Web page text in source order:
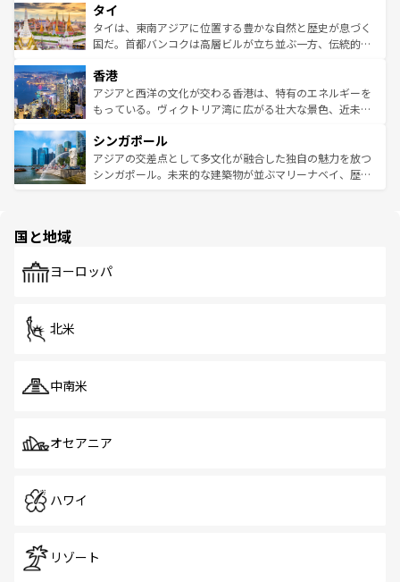
リティに包まれながら、韓国の多彩な魅力を心ゆくまで味
わってみてほしい。 なお、新着の韓国情報はコンテンツ一
覧を参照してほしい。
急速な発展と共に伝統が息づく。ハノイの古い町並みやホ
ーチミン市のフランス統治時代の建物も、独特の雰囲気を
醸し出している。また、バラエティの豊かさとおいしさで
とつ。フォーやバインミー、ベトナムコーヒーなどは、ぜ
ひ現地で味わいたい。どの地域を訪れてもあたたかい人々
が旅行者を迎えてくれるので、きっと忘れられない旅にな
参照してほしい。
タイ
タイは、東南アジアに位置する豊かな自然と歴史が息づく
国だ。首都バンコクは高層ビルが立ち並ぶ一方、伝統的な
の活気が交差している。北部ではチェンマイなどの山岳地
帯で自然と触れ合い、南部ではプーケットやクラビの美し
いビーチでリゾート気分を楽しむことができる。タイ料理
激する。気候は一年中温暖で、どの季節にも異なる楽しみ
が待っている。親しみやすいタイの人々、仏教を中心とし
た文化、そして多様な観光資源が、訪れる旅人を魅了し続
香港
アジアと西洋の文化が交わる香港は、特有のエネルギーを
もっている。ヴィクトリア湾に広がる壮大な景色、近未来
み、どこを訪れても感動するはず。観光スポットが密集し
ており、効率よく見どころを回れるのも魅力。息をのむよ
うな絶景から文化的な体験まで、香港を存分に楽しみ尽く
シンガポール
アジアの交差点として多文化が融合した独自の魅力を放つ
シンガポール。未来的な建築物が並ぶマリーナベイ、歴史
で、ホーカーズは地元の風情を楽しめる外せないスポット
国と地域
ヨーロッパ
北米
中南米
オセアニア
ハワイ
リゾート